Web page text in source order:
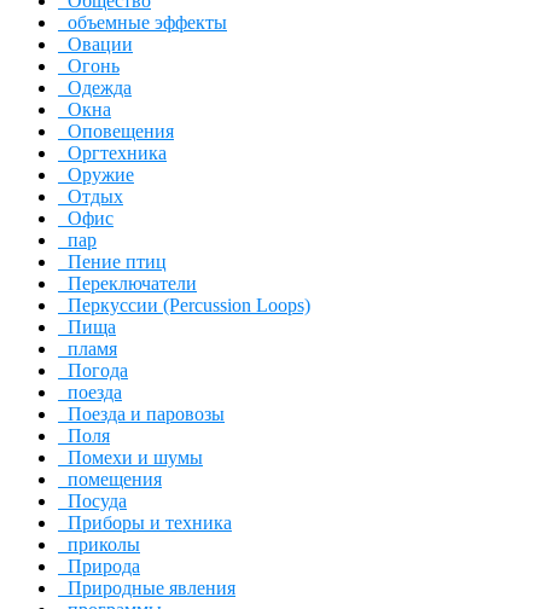
объемные эффекты
Овации
Огонь
Одежда
Окна
Оповещения
Оргтехника
Оружие
Отдых
Офис
пар
Пение птиц
Переключатели
Перкуссии (Percussion Loops)
Пища
пламя
Погода
поезда
Поезда и паровозы
Поля
Помехи и шумы
помещения
Посуда
Приборы и техника
приколы
Природа
Природные явления